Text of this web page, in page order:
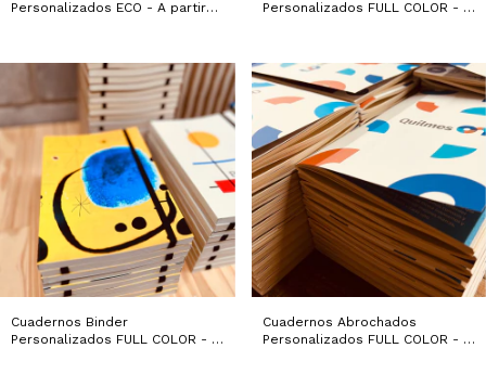
Personalizados ECO - A partir
Personalizados FULL COLOR - A
Cuadernos Binder
Personalizados FULL COLOR - A
Cuadernos Abrochados
Personalizados FULL COLOR - A